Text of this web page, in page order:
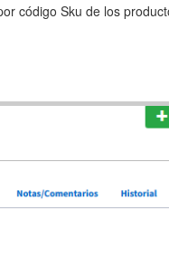
código Sku de los